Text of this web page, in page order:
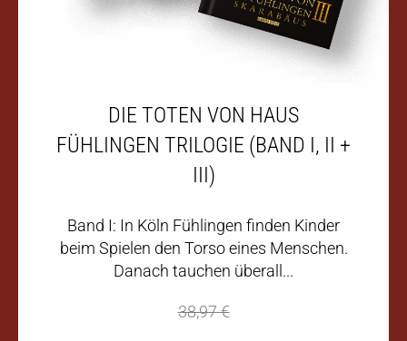
DIE TOTEN VON HAUS
FÜHLINGEN TRILOGIE (BAND I, II +
III)
Band I: In Köln Fühlingen finden Kinder
beim Spielen den Torso eines Menschen.
Danach tauchen überall...
38,97€